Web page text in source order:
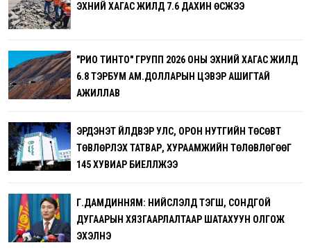
ЭХНИЙ ХАГАС ЖИЛД 7.6 ДАХИН ӨСЖЭЭ
"РИО ТИНТО" ГРУПП 2026 ОНЫ ЭХНИЙ ХАГАС ЖИЛД
6.8 ТЭРБУМ АМ.ДОЛЛАРЫН ЦЭВЭР АШИГТАЙ
АЖИЛЛАВ
ЭРДЭНЭТ ҮЙЛДВЭР УЛС, ОРОН НУТГИЙН ТӨСӨВТ
ТӨВЛӨРҮҮЛЭХ ТАТВАР, ХУРААМЖИЙН ТӨЛӨВЛӨГӨӨГ
145 ХУВИАР БИЕЛҮҮЛЖЭЭ
Г.ДАМДИННЯМ: НИЙСЛЭЛД ТЭГШ, СОНДГОЙ
ДУГААРЫН ХЯЗГААРЛАЛТААР ШАТАХУУН ОЛГОЖ
ЭХЭЛНЭ